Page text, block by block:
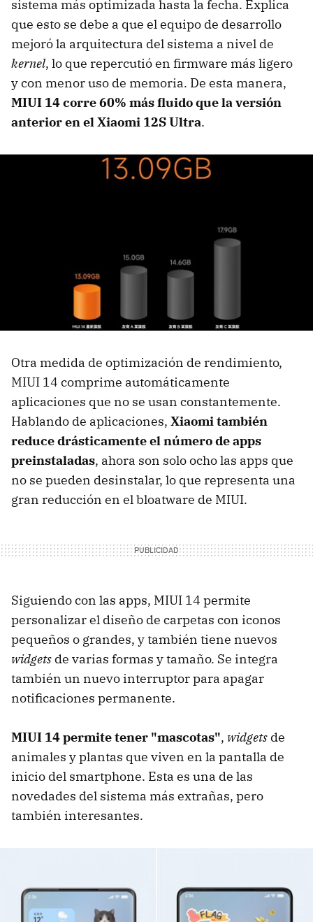
sistema más optimizada hasta la fecha. Explica
que esto se debe a que el equipo de desarrollo
mejoró la arquitectura del sistema a nivel de
kernel, lo que repercutió en firmware más ligero
y con menor uso de memoria. De esta manera,
MIUI 14 corre 60% más fluido que la versión
anterior en el Xiaomi 12S Ultra.
Otra medida de optimización de rendimiento,
MIUI 14 comprime automáticamente
aplicaciones que no se usan constantemente.
Hablando de aplicaciones, Xiaomi también
reduce drásticamente el número de apps
preinstaladas, ahora son solo ocho las apps que
no se pueden desinstalar, lo que representa una
gran reducción en el bloatware de MIUI.
Siguiendo con las apps, MIUI 14 permite
personalizar el diseño de carpetas con iconos
pequeños o grandes, y también tiene nuevos
widgets de varias formas y tamaño. Se integra
también un nuevo interruptor para apagar
notificaciones permanente.
MIUI 14permite tener "mascotas", widgets de
animales y plantas que viven en la pantalla de
inicio del smartphone. Esta es una de las
novedades del sistema más extrañas, pero
también interesantes.